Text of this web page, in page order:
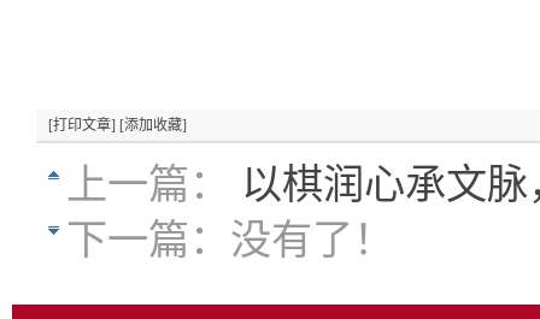
[打印文章] [添加收藏]
上一篇：
以棋润心承文
下一篇： 没有了！